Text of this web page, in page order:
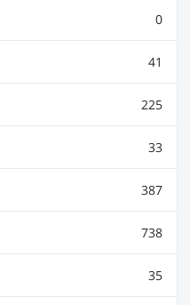
0
41
225
33
387
738
35